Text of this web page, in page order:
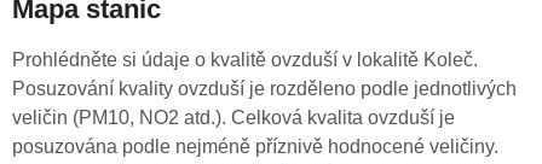
Mapa stanic
Prohlédněte si údaje o kvalitě ovzduší v lokalitě Koleč.
Posuzování kvality ovzduší je rozděleno podle jednotlivých
veličin (PM10, NO2 atd.). Celková kvalita ovzduší je
posuzována podle nejméně příznivě hodnocené veličiny.